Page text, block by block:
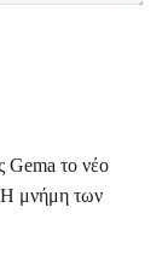
Gema το νέο
μνήμη των